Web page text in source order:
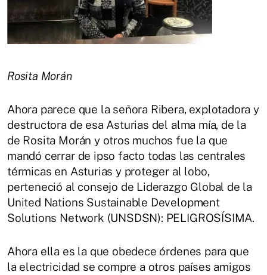
Rosita Morán
Ahora parece que la señora Ribera, explotadora y
destructora de esa Asturias del alma mía, de la
de Rosita Morán y otros muchos fue la que
mandó cerrar de ipso facto todas las centrales
térmicas en Asturias y proteger al lobo,
perteneció al consejo de Liderazgo Global de la
United Nations Sustainable Development
Solutions Network (UNSDSN): PELIGROSÍSIMA.
Ahora ella es la que obedece órdenes para que
la electricidad se compre a otros países amigos